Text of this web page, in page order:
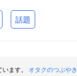
話題
ます。 オタクのつぶやき